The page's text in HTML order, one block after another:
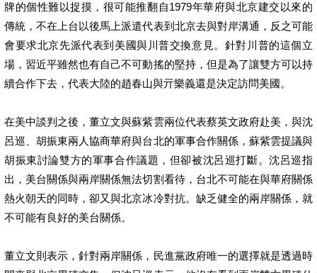
牌的個性難以捉摸，很可能推翻自1979年華府與北京建交以來的
傳統，不在上台以後馬上派遣代表到北京去與對岸溝通，反之可能
會要求北京先派代表到美國與川普交換意見。針對川普的這個立
場，習近平雖然也有自己不可動搖的堅持，但是為了讓雙方可以持
續合作下去，代表大陸的趙春山與亓樂義還是決定訪問美國。
在美中談判之後，董立文與蘇紫雲兩位代表蔡英文政府赴美，與沈
呂巡、胡振東兩人協商華府與台北的軍事合作關係，蘇紫雲提議與
胡振東討論雙方的軍事合作議題，但卻被沈呂巡打斷。沈呂巡指
出，美台關係與兩岸關係無法切割看待，台北不可能在與華府關係
熱火朝天的同時，卻又與北京冰冷對抗。缺乏健全的兩岸關係，就
不可能有良好的美台關係。
董立文則表示，針對兩岸關係，民進黨政府唯一的選擇就是透過時